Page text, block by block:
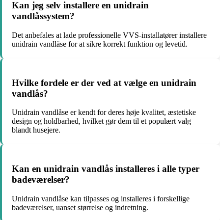
Kan jeg selv installere en unidrain
vandlåssystem?
Det anbefales at lade professionelle VVS-installatører installere
unidrain vandlåse for at sikre korrekt funktion og levetid.
Hvilke fordele er der ved at vælge en unidrain
vandlås?
Unidrain vandlåse er kendt for deres høje kvalitet, æstetiske
design og holdbarhed, hvilket gør dem til et populært valg
blandt husejere.
Kan en unidrain vandlås installeres i alle typer
badeværelser?
Unidrain vandlåse kan tilpasses og installeres i forskellige
badeværelser, uanset størrelse og indretning.